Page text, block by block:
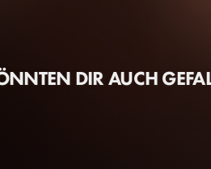
DIR AUCH